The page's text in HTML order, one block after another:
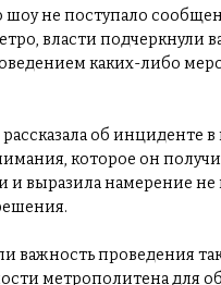
не поступало
власти подчеркнули
каких-либо
об инциденте в
которое он
и выразила намерение
важность проведения
метрополитена для